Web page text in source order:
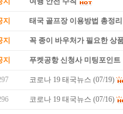
지 태국 골프장 이용방법 총정리
지 꼭 종이 바우처가 필요한 상
지 푸켓공항 신청사 미팅포인트
코로나 19 태국뉴스 (07/19)
코로나 19 태국뉴스 (07/16)